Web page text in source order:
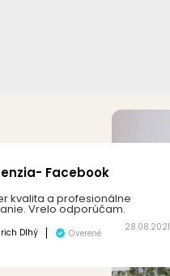
Facebook
kvalita a profesionálne
Vrelo odporúčam.
Dlhý Overené 28.08.2021